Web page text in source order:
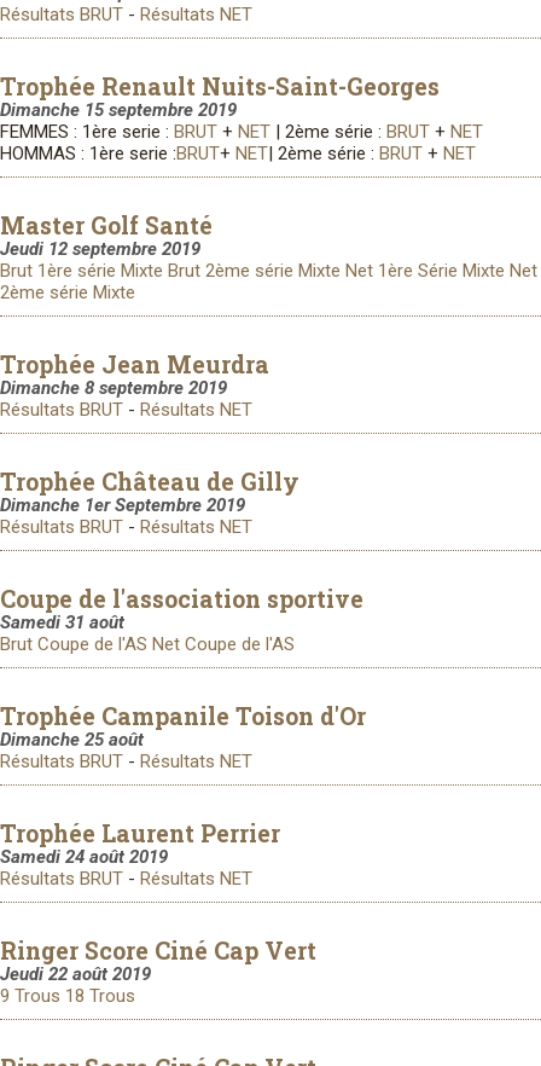
Résultats BRUT - Résultats NET
Trophée Renault Nuits-Saint-Georges
Dimanche 15 septembre 2019
FEMMES : 1ère serie : BRUT + NET | 2ème série : BRUT + NET
HOMMAS : 1ère serie :BRUT+ NET| 2ème série : BRUT + NET
Master Golf Santé
Jeudi 12 septembre 2019
Brut 1ère série Mixte Brut 2ème série Mixte Net 1ère Série Mixte Net
2ème série Mixte
Trophée Jean Meurdra
Dimanche 8 septembre 2019
Résultats BRUT - Résultats NET
Trophée Château de Gilly
Dimanche 1er Septembre 2019
Résultats BRUT - Résultats NET
Coupe de l'association sportive
Samedi 31 août
Brut Coupe de l'AS Net Coupe de l'AS
Trophée Campanile Toison d'Or
Dimanche 25 août
Résultats BRUT - Résultats NET
Trophée Laurent Perrier
Samedi 24 août 2019
Résultats BRUT - Résultats NET
Ringer Score Ciné Cap Vert
Jeudi 22 août 2019
9 Trous 18 Trous